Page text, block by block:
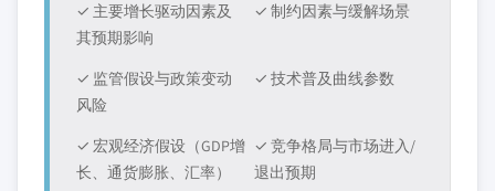
✓ 主要增长驱动因素及
其预期影响
✓ 制约因素与缓解场景
✓ 监管假设与政策变动
风险
✓ 技术普及曲线参数
✓ 宏观经济假设（GDP增
长、通货膨胀、汇率）
✓ 竞争格局与市场进入/
退出预期